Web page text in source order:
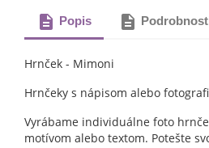
description Popis description
Hrnček - Mimoni
Hrnčeky s nápisom alebo
Vyrábame individuálne foto
motívom alebo textom. Potešte